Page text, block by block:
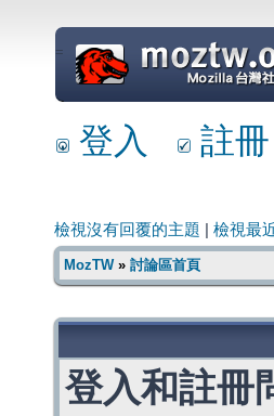
=
登入 註冊
檢視沒有回覆的主題 檢視最
MozTW» 討論區首頁
登入和註冊